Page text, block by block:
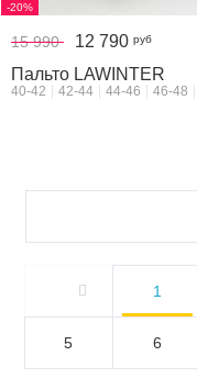
-20%
15 990 12 790 руб
Пальто LAWINTER
40-42 42-44 44-46 46-48
1
5 6